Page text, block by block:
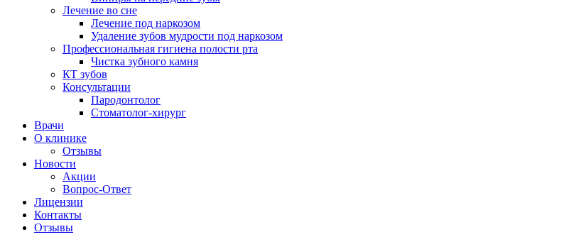
Лечение во сне
Лечение под наркозом
Удаление зубов мудрости под наркозом
Профессиональная гигиена полости рта
Чистка зубного камня
КТ зубов
Консультации
Пародонтолог
Стоматолог-хирург
Врачи
О клинике
Отзывы
Новости
Акции
Вопрос-Ответ
Лицензии
Контакты
Отзывы